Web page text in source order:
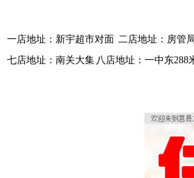
一店地址：新宇超市对面 二店地址：房管
七店地址：南关大集 八店地址：一中东288